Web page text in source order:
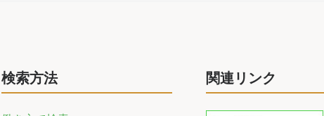
検索方法 関連リンク